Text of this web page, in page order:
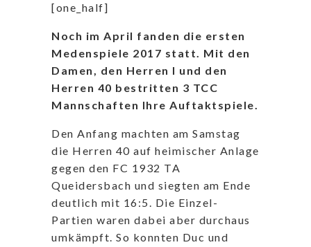
[one_half]
Noch im April fanden die ersten
Medenspiele 2017 statt. Mit den
Damen, den Herren I und den
Herren 40 bestritten 3 TCC
Mannschaften Ihre Auftaktspiele.
Den Anfang machten am Samstag
die Herren 40 auf heimischer Anlage
gegen den FC 1932 TA
Queidersbach und siegten am Ende
deutlich mit 16:5. Die Einzel-
Partien waren dabei aber durchaus
umkämpft. So konnten Duc und